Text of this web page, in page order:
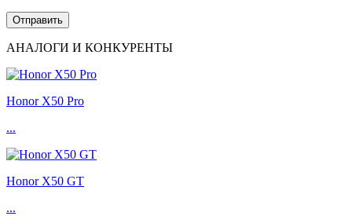
АНАЛОГИ И КОНКУРЕНТЫ
Honor X50 Pro
...
Honor X50 GT
...